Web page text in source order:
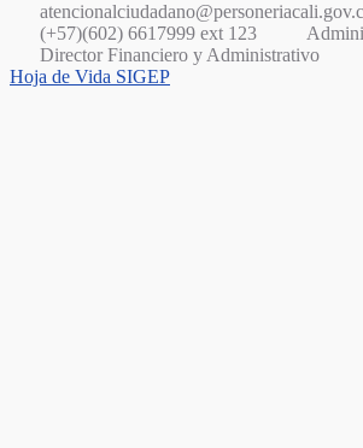
(+57)(602) 6617999 ext 123
Director Financiero y Administrativo
Hoja de Vida SIGEP